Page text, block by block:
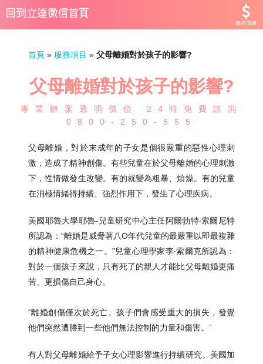
徵信價錢
首頁 » 服務項目 » 父母離婚對於孩子的影響?
父母離婚對於孩子的影響?
專業辦案透明價位 24時免費諮詢
0800-250-555
父母離婚，對於末成年的子女是個很嚴重的惡性心理刺
激，造成了精神創傷。有些兒童在於父母離婚的心理刺激
下，性情做發生改變。有的就變為粗暴、煩燥。有的兒童
在消極情緒得持續、強烈作用下，發生了心理疾病。
美國耶魯大學耶魯-兒童研究中心主任阿爾勃特‧索爾尼特
所認為：“離婚是威脅著八O年代兒童的最嚴重以即最複雜
的精神健康危機之一。”兒童心理學家李‧索爾克所認為：
對於一個孩子來說，只有死了的親人才能比父母離婚更痛
苦、更損傷自己身心。
“離婚創傷僅次於死亡。孩子們會感受重大的損失，發覺
他們突然遭勝到一些他們無法控制的力量和傷害。”
有人對父母離婚給予子女心理影響進行持續研究。美國加